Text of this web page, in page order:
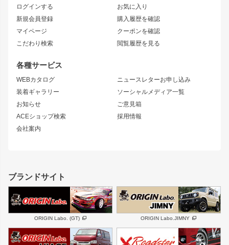
ログインする
新規会員登録
マイページ
こだわり検索
お気に入り
購入履歴を確認
クーポンを確認
閲覧履歴を見る
各種サービス
WEBカタログ
装着ギャラリー
お知らせ
ACEショップ検索
会社案内
ニュースレターお申し込み
ソーシャルメディア一覧
ご意見箱
採用情報
マークX
ニッサン
S15 シルビア
S14 シルビア 後期
S13 シルビア
180SX
シルエイティ
ワンビア
ローレル
セフィーロ
キャラバン
スズキ
GS350
SC
スバル 三菱
デリカ D:5
軽自動車 汎用
リアウイング
ジムニーパーツ
ホイール
MUD-S7
MUD-SR7
まつど家 鉄漢
ボンネット
フェンダー
サイドパーツ
リアゲート
メンテナンスパーツ
ハイエースパーツ
ホイール
ブランドサイト
ORIGIN Labo. (GT) ORIGIN Labo.JIMNY